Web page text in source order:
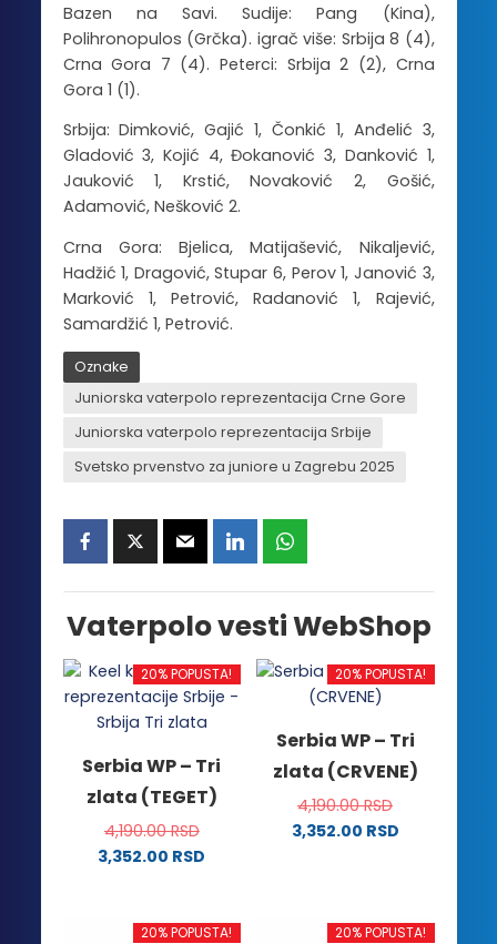
Bazen na Savi. Sudije: Pang (Kina),
Polihronopulos (Grčka). igrač više: Srbija 8 (4),
Crna Gora 7 (4). Peterci: Srbija 2 (2), Crna
Gora 1 (1).
Srbija: Dimković, Gajić 1, Čonkić 1, Anđelić 3,
Gladović 3, Kojić 4, Đokanović 3, Danković 1,
Jauković 1, Krstić, Novaković 2, Gošić,
Adamović, Nešković 2.
Crna Gora: Bjelica, Matijašević, Nikaljević,
Hadžić 1, Dragović, Stupar 6, Perov 1, Janović 3,
Marković 1, Petrović, Radanović 1, Rajević,
Samardžić 1, Petrović.
Oznake
Juniorska vaterpolo reprezentacija Crne Gore
Juniorska vaterpolo reprezentacija Srbije
Svetsko prvenstvo za juniore u Zagrebu 2025
Vaterpolo vesti WebShop
20% POPUSTA!
Serbia WP – Tri
zlata (TEGET)
4,190.00RSD
3,352.00 RSD
ima
20% POPUSTA!
Serbia WP – Tri
zlata (CRVENE)
4,190.00RSD
3,352.00 RSD
više
20% POPUSTA! 20% POPUSTA!